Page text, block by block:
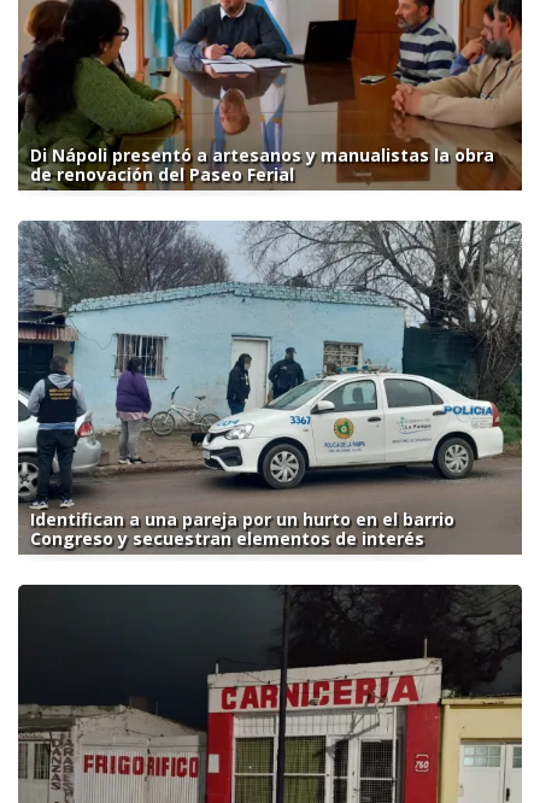
Di Nápoli presentó a artesanos y manualistas la obra
de renovación del Paseo Ferial
Identifican a una pareja por un hurto en el barrio
Congreso y secuestran elementos de interés